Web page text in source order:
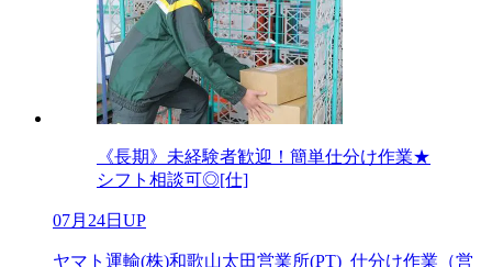
《長期》未経験者歓迎！簡単仕分け作業★
シフト相談可◎[仕]
07月24日UP
ヤマト運輸(株)和歌山太田営業所(PT)_仕分け作業（営